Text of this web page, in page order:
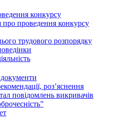
конкурсу
проведення конкурсу
трудового розпорядку
роз’яснення
повідомлень викривачів